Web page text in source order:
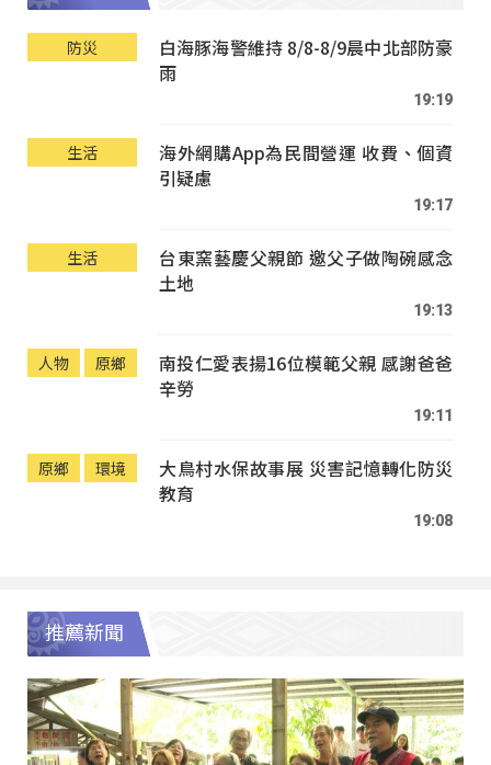
防災
白海豚海警維持 8/8-8/9晨中北部防豪
雨
19:19
生活
海外網購App為民間營運 收費、個資
引疑慮
19:17
生活
台東窯藝慶父親節 邀父子做陶碗感念
土地
19:13
人物 原鄉
南投仁愛表揚16位模範父親 感謝爸爸
辛勞
19:11
原鄉 環境
大鳥村水保故事展 災害記憶轉化防災
教育
19:08
推薦新聞